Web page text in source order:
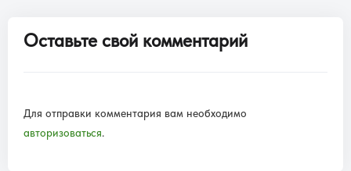
Оставьте свой комментарий
Для отправки комментария вам необходимо
авторизоваться.